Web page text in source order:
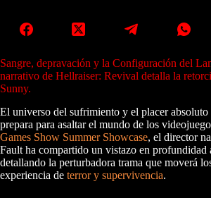
Sangre, depravación y la Configuración del
narrativo de Hellraiser: Revival detalla la
Sunny.
El universo del sufrimiento y el placer absoluto
prepara para asaltar el mundo de los
Games Show Summer Showcase, el director
Fault ha compartido un vistazo en profundidad
detallando la perturbadora trama que moverá
experiencia de terror y supervivencia.